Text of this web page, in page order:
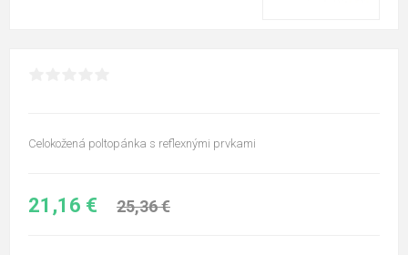
Celokožená poltopánka s reflexnými prvkami
21,16 € 25,36 €